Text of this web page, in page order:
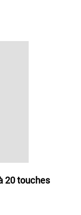
20 touches